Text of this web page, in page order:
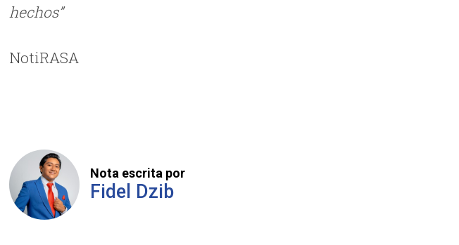
hechos”
NotiRASA
Nota escrita por
Fidel Dzib